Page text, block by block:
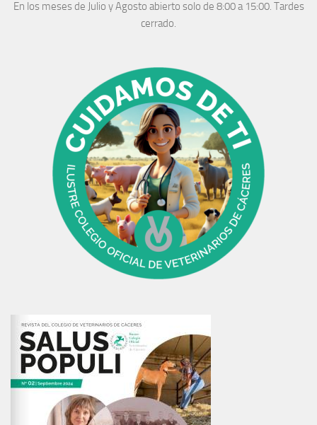
En los meses de Julio y Agosto abierto solo de 8:00 a 15:00. Tardes
cerrado.